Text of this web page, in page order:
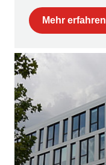
Mehr erfahren